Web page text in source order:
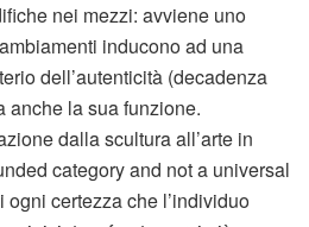
nei mezzi: avviene uno
inducono ad una
dell’autenticità (decadenza
anche la sua funzione.
dalla scultura all’arte in
category and not a universal
certezza che l’individuo